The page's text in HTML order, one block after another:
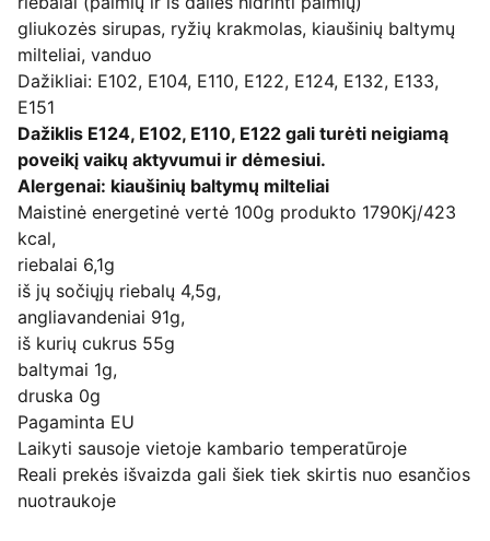
gliukozės sirupas, ryžių krakmolas, kiaušinių baltymų
milteliai, vanduo
Dažikliai: E102, E104, E110, E122, E124, E132, E133,
E151
Dažiklis E124, E102, E110, E122 gali turėti neigiamą
poveikį vaikų aktyvumui ir dėmesiui.
Alergenai: kiaušinių baltymų milteliai
Maistinė energetinė vertė 100g produkto 1790Kj/423
kcal,
riebalai 6,1g
iš jų sočiųjų riebalų 4,5g,
angliavandeniai 91g,
iš kurių cukrus 55g
baltymai 1g,
druska 0g
Pagaminta EU
Laikyti sausoje vietoje kambario temperatūroje
Reali prekės išvaizda gali šiek tiek skirtis nuo esančios
nuotraukoje